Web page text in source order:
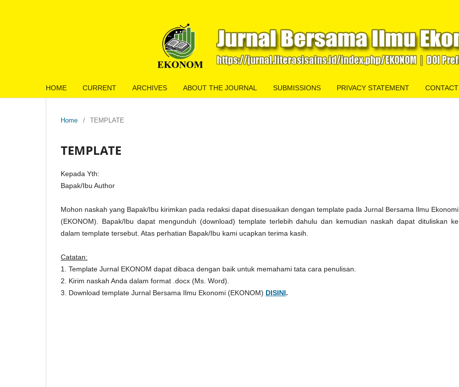
HOME CURRENT ARCHIVES ABOUT THE JOURNAL SUBMISSIONS PRIVACY STATEMENT CONTACT
Home / TEMPLATE
TEMPLATE
Kepada Yth:
Bapak/Ibu Author
Mohon naskah yang Bapak/Ibu kirimkan pada redaksi dapat disesuaikan dengan template pada Jurnal Bersama Ilmu Ekonomi
(EKONOM). Bapak/Ibu dapat mengunduh (download) template terlebih dahulu dan kemudian naskah dapat dituliskan ke
dalam template tersebut. Atas perhatian Bapak/Ibu kami ucapkan terima kasih.
Catatan:
1. Template Jurnal EKONOM dapat dibaca dengan baik untuk memahami tata cara penulisan.
2. Kirim naskah Anda dalam format .docx (Ms. Word).
3. Download template Jurnal Bersama Ilmu Ekonomi (EKONOM) DISINI.